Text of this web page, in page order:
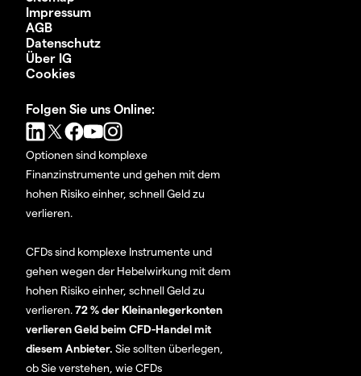
Impressum
AGB
Datenschutz
Über IG
Cookies
Folgen Sie uns Online:
Optionen sind komplexe
Finanzinstrumente und gehen mit dem
hohen Risiko einher, schnell Geld zu
verlieren.
CFDs sind komplexe Instrumente und
gehen wegen der Hebelwirkung mit dem
hohen Risiko einher, schnell Geld zu
verlieren.72 % der Kleinanlegerkonten
verlieren Geld beim CFD-Handel mit
diesem Anbieter. Sie sollten überlegen,
ob Sie verstehen, wie CFDs